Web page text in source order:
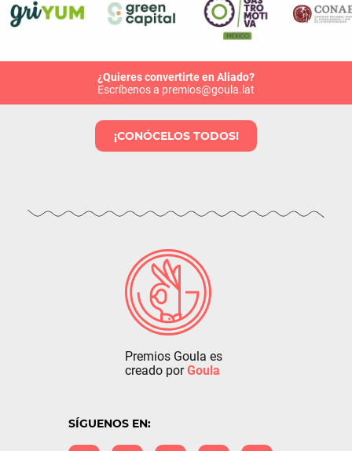
¿Quieres convertirte en Aliado?
Escríbenos a premios@goula.lat
¡CONÓCELOS TODOS!
Premios Goula es
creado porGoula
SÍGUENOS EN: